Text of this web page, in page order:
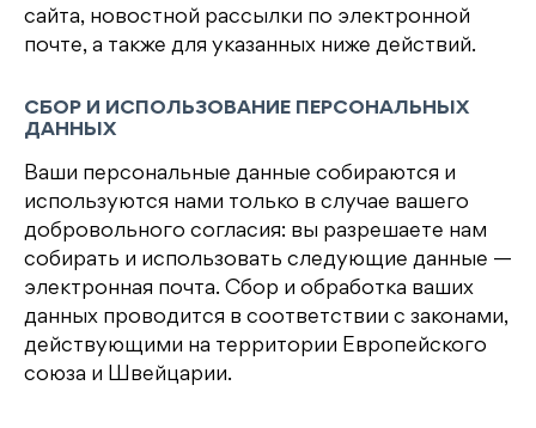
сайта, новостной рассылки по электронной
почте, а также для указанных ниже действий.
СБОР И ИСПОЛЬЗОВАНИЕ ПЕРСОНАЛЬНЫХ
ДАННЫХ
Ваши персональные данные собираются и
используются нами только в случае вашего
добровольного согласия: вы разрешаете нам
собирать и использовать следующие данные —
электронная почта. Сбор и обработка ваших
данных проводится в соответствии с законами,
действующими на территории Европейского
союза и Швейцарии.